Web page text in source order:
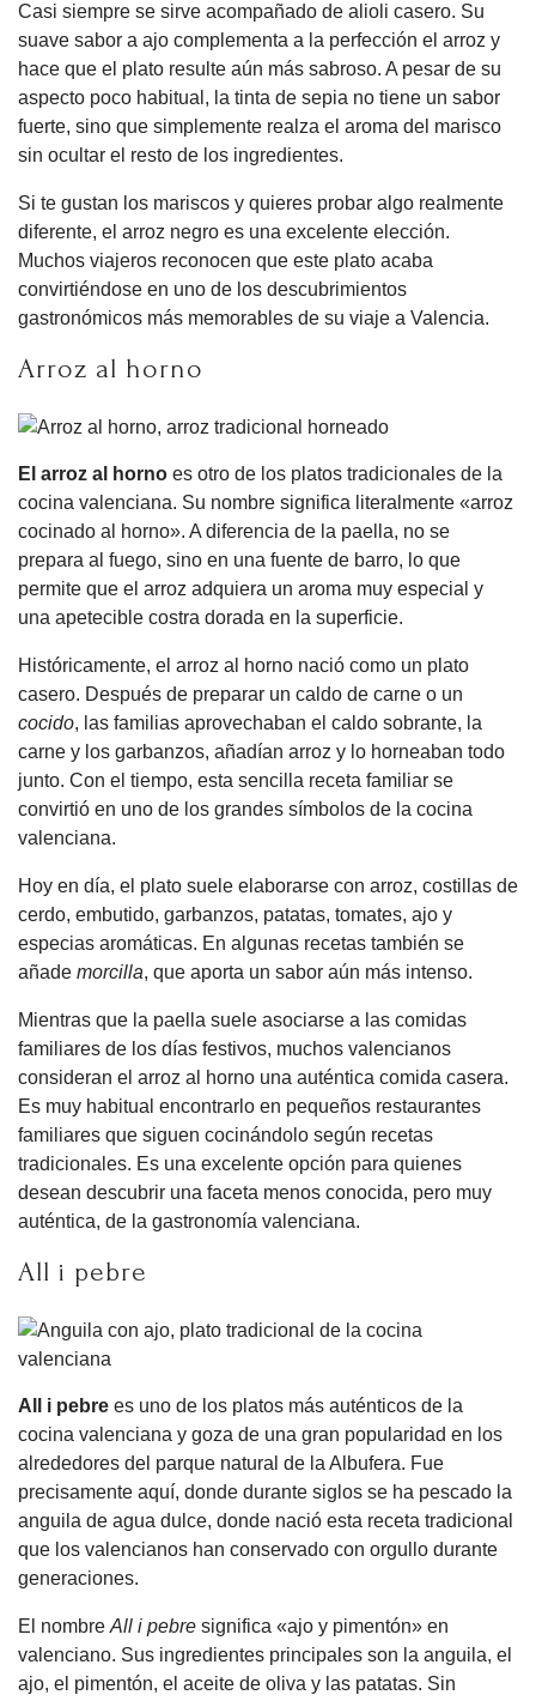
Casi siempre se sirve acompañado de alioli casero. Su
suave sabor a ajo complementa a la perfección el arroz y
hace que el plato resulte aún más sabroso. A pesar de su
aspecto poco habitual, la tinta de sepia no tiene un sabor
fuerte, sino que simplemente realza el aroma del marisco
sin ocultar el resto de los ingredientes.
Si te gustan los mariscos y quieres probar algo realmente
diferente, el arroz negro es una excelente elección.
Muchos viajeros reconocen que este plato acaba
convirtiéndose en uno de los descubrimientos
gastronómicos más memorables de su viaje a Valencia.
Arroz al horno
El arroz al horno es otro de los platos tradicionales de la
cocina valenciana. Su nombre significa literalmente «arroz
cocinado al horno». A diferencia de la paella, no se
prepara al fuego, sino en una fuente de barro, lo que
permite que el arroz adquiera un aroma muy especial y
una apetecible costra dorada en la superficie.
Históricamente, el arroz al horno nació como un plato
casero. Después de preparar un caldo de carne o un
cocido, las familias aprovechaban el caldo sobrante, la
carne y los garbanzos, añadían arroz y lo horneaban todo
junto. Con el tiempo, esta sencilla receta familiar se
convirtió en uno de los grandes símbolos de la cocina
valenciana.
Hoy en día, el plato suele elaborarse con arroz, costillas de
cerdo, embutido, garbanzos, patatas, tomates, ajo y
especias aromáticas. En algunas recetas también se
añade morcilla, que aporta un sabor aún más intenso.
Mientras que la paella suele asociarse a las comidas
familiares de los días festivos, muchos valencianos
consideran el arroz al horno una auténtica comida casera.
Es muy habitual encontrarlo en pequeños restaurantes
familiares que siguen cocinándolo según recetas
tradicionales. Es una excelente opción para quienes
desean descubrir una faceta menos conocida, pero muy
auténtica, de la gastronomía valenciana.
All i pebre
All i pebre es uno de los platos más auténticos de la
cocina valenciana y goza de una gran popularidad en los
alrededores del parque natural de la Albufera. Fue
precisamente aquí, donde durante siglos se ha pescado la
anguila de agua dulce, donde nació esta receta tradicional
que los valencianos han conservado con orgullo durante
generaciones.
El nombre All i pebre significa «ajo y pimentón» en
valenciano. Sus ingredientes principales son la anguila, el
ajo, el pimentón, el aceite de oliva y las patatas. Sin